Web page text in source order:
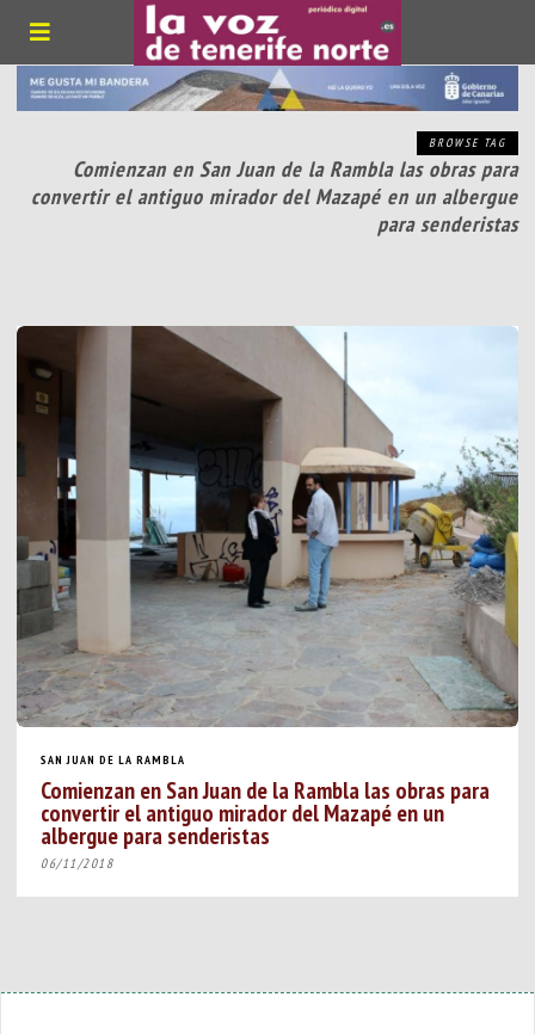
BROWSE TAG
Comienzan en San Juan de la Rambla las obras para
convertir el antiguo mirador del Mazapé en un albergue
para senderistas
SAN JUAN DE LA RAMBLA
Comienzan en San Juan de la Rambla las obras para
convertir el antiguo mirador del Mazapé en un
albergue para senderistas
06/11/2018